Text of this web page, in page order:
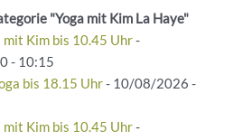
"Yoga mit Kim La Haye"
mit Kim bis 10.45 Uhr-
- 10:15
bis 18.15 Uhr- 10/08/2026 -
mit Kim bis 10.45 Uhr-